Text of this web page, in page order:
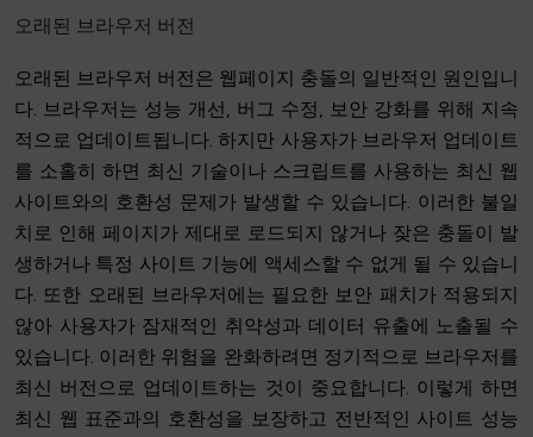
오래된 브라우저 버전
오래된 브라우저 버전은 웹페이지 충돌의 일반적인 원인입니
다. 브라우저는 성능 개선, 버그 수정, 보안 강화를 위해 지속
적으로 업데이트됩니다. 하지만 사용자가 브라우저 업데이트
를 소홀히 하면 최신 기술이나 스크립트를 사용하는 최신 웹
사이트와의 호환성 문제가 발생할 수 있습니다. 이러한 불일
치로 인해 페이지가 제대로 로드되지 않거나 잦은 충돌이 발
생하거나 특정 사이트 기능에 액세스할 수 없게 될 수 있습니
다. 또한 오래된 브라우저에는 필요한 보안 패치가 적용되지
않아 사용자가 잠재적인 취약성과 데이터 유출에 노출될 수
있습니다. 이러한 위험을 완화하려면 정기적으로 브라우저를
최신 버전으로 업데이트하는 것이 중요합니다. 이렇게 하면
최신 웹 표준과의 호환성을 보장하고 전반적인 사이트 성능